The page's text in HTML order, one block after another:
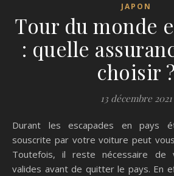
JAPON
Tour du monde
: quelle
choisir
13 décembre 2021
Durant les escapades en pays étranger, l’assurance
souscrite par votre voiture peut
Toutefois, il reste nécessaire de
valides avant de quitter le pays. En